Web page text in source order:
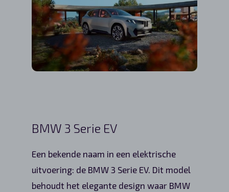
BMW 3 Serie EV
Een bekende naam in een elektrische
uitvoering: de BMW 3 Serie EV. Dit model
behoudt het elegante design waar BMW